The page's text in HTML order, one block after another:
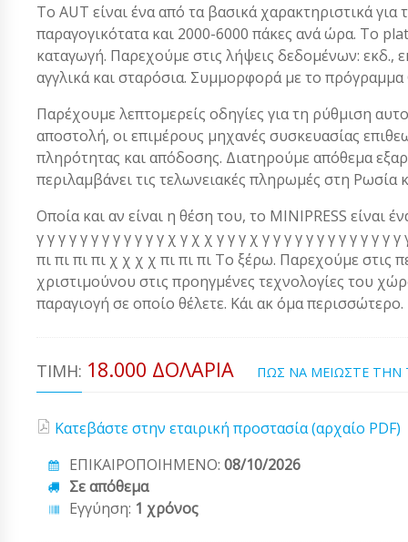
Το AUT είναι ένα από τα βασικά χαρακτηριστικά
παραγογικότατα και 2000-6000 πάκες ανά ώρα. Το
καταγωγή. Παρεχούμε στις λήψεις δεδομένων: εκδ.,
αγγλικά και σταρόσια. Συμμορφορά με το πρόγραμμα
Παρέχουμε λεπτομερείς οδηγίες για τη ρύθμιση
αποστολή, οι επιμέρους μηχανές συσκευασίας
πληρότητας και απόδοσης. Διατηρούμε απόθεμα
περιλαμβάνει τις τελωνειακές πληρωμές στη
Οποία και αν είναι η θέση του, το MINIPRESS είναι
γ γ γ γ γ γ γ γ γ γ γ γ χ γ χ χ γ γ γ χ γ γ γ γ γ γ γ γ γ γ
πι πι πι πι χ χ χ χ πι πι πι Το ξέρω. Παρεχούμε στις
χριστιμούνου στις προηγμένες τεχνολογίες του
παραγιογή σε οποίο θέλετε. Κάι ακ όμα περισσώτερο.
ΤΙΜΉ: 18.000 ΔΟΛΆΡΙΑ ΠΩΣ ΝΑ ΜΕΙΩΣΤΕ ΤΗΝ
Κατεβάστε στην εταιρική προστασία (αρχαίο PDF)
ΕΠΙΚΑΙΡΟΠΟΙΗΜΕΝΟ: 08/10/2026
Σε απόθεμα
Εγγύηση: 1 χρόνος